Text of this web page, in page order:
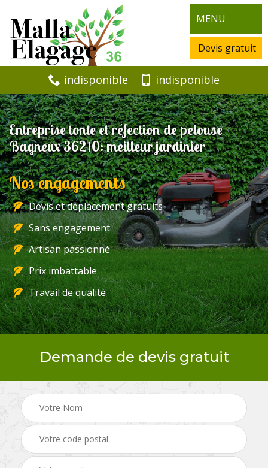
MENU
Devis gratuit
indisponible indisponible
Entreprise tonte et réfection de pelouse
Bagneux 36210: meilleur jardinier
Nos engagements
Devis et déplacement gratuits
Sans engagement
Artisan passionné
Prix imbattable
Travail de qualité
Demande de devis gratuit